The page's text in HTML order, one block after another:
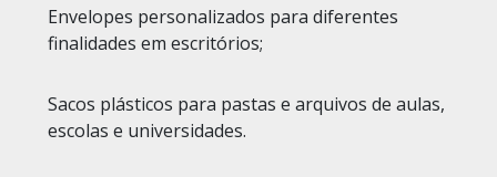
Envelopes personalizados para diferentes
finalidades em escritórios;
Sacos plásticos para pastas e arquivos de aulas,
escolas e universidades.